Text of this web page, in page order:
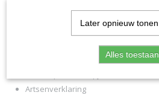
Eerstehulpschaar (klein)
Artsenverklaring
Later opnieuw tonen
Alles toestaan